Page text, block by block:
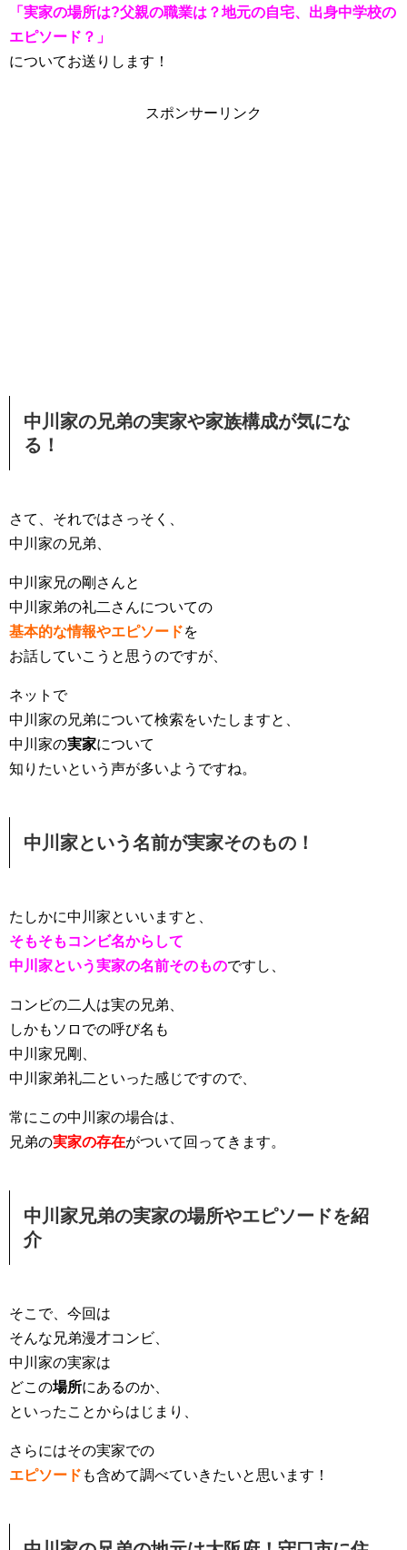
「実家の場所は?父親の職業は？地元の自宅、出身中学校の
エピソード？」
についてお送りします！
スポンサーリンク
中川家の兄弟の実家や家族構成が気にな
る！
さて、それではさっそく、
中川家の兄弟、
中川家兄の剛さんと
中川家弟の礼二さんについての
基本的な情報やエピソードを
お話していこうと思うのですが、
ネットで
中川家の兄弟について検索をいたしますと、
中川家の実家について
知りたいという声が多いようですね。
中川家という名前が実家そのもの！
たしかに中川家といいますと、
そもそもコンビ名からして
中川家という実家の名前そのものですし
コンビの二人は実の兄弟、
しかもソロでの呼び名も
中川家兄剛、
中川家弟礼二といった感じですので、
常にこの中川家の場合は、
兄弟の実家の存在がついて回ってきます。
中川家兄弟の実家の場所やエピソードを紹
介
そこで、今回は
そんな兄弟漫才コンビ、
中川家の実家は
どこの場所にあるのか、
といったことからはじまり、
さらにはその実家での
エピソード も含めて調べていきたいと思います！